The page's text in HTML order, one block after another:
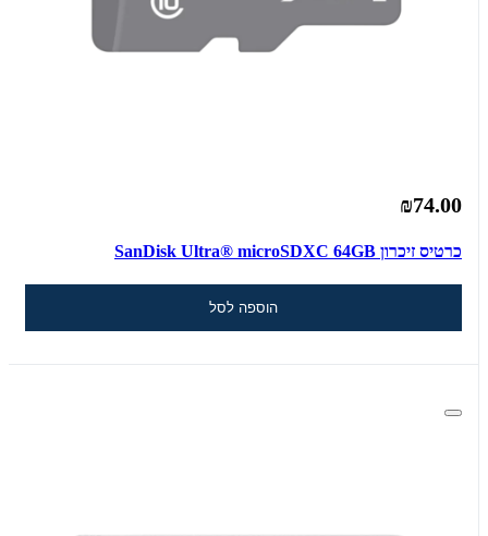
₪74.00
כרטיס זיכרון SanDisk Ultra® microSDXC 64GB
הוספה לסל